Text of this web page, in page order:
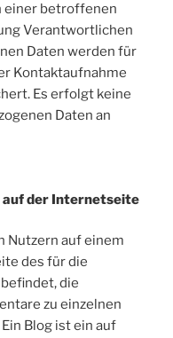
einer betroffenen
Verantwortlichen
Daten werden für
Kontaktaufnahme
Es erfolgt keine
Daten an
auf der Internetseite
Nutzern auf einem
des für die
die
zu einzelnen
Blog ist ein auf